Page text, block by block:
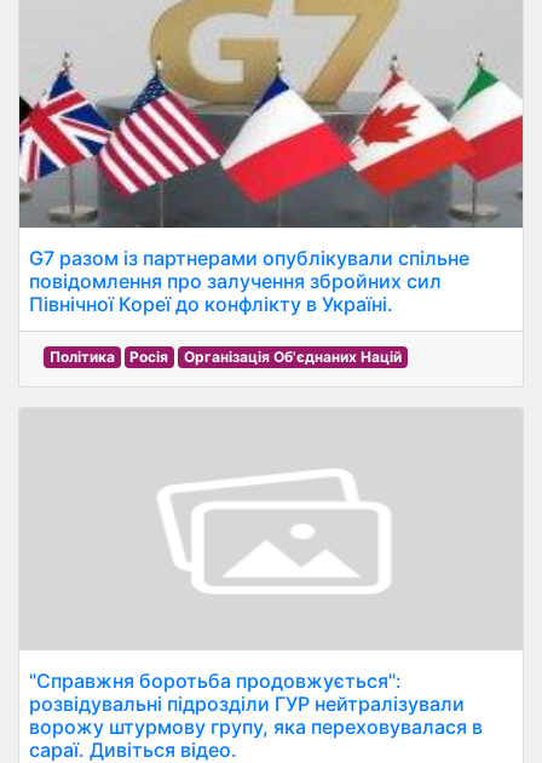
G7 разом із партнерами опублікували спільне
повідомлення про залучення збройних сил
Північної Кореї до конфлікту в Україні.
Політика Росія Організація Об'єднаних Націй
"Справжня боротьба продовжується":
розвідувальні підрозділи ГУР нейтралізували
ворожу штурмову групу, яка переховувалася в
сараї. Дивіться відео.